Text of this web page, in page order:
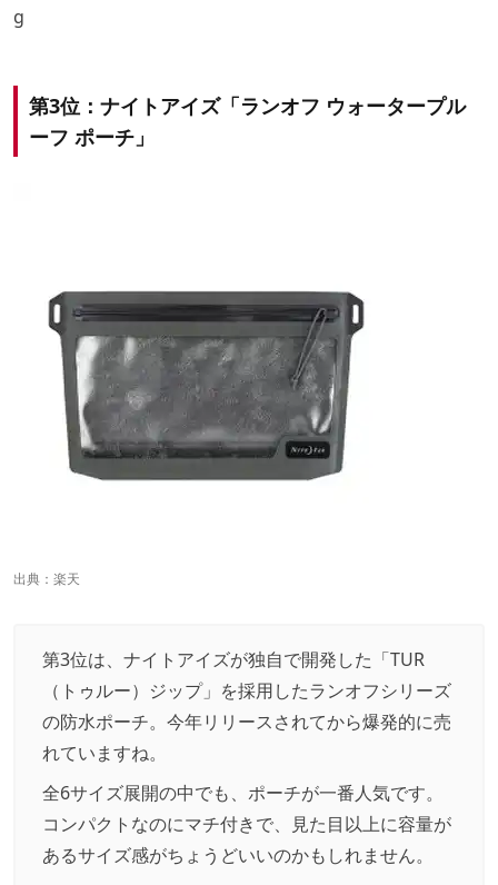
g
第3位：ナイトアイズ「ランオフ ウォータープル
ーフ ポーチ」
出典： 楽天
第3位は、ナイトアイズが独自で開発した「TUR
（トゥルー）ジップ」を採用したランオフシリーズ
の防水ポーチ。今年リリースされてから爆発的に売
れていますね。
全6サイズ展開の中でも、ポーチが一番人気です。
コンパクトなのにマチ付きで、見た目以上に容量が
あるサイズ感がちょうどいいのかもしれません。